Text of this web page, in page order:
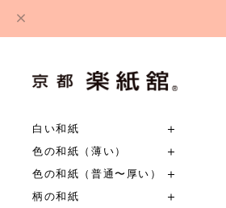
白い和紙
色の和紙（薄い）
色の和紙（普通〜厚い）
柄の和紙